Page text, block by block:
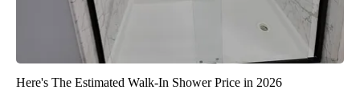
Here's The Estimated Walk-In Shower Price in 2026